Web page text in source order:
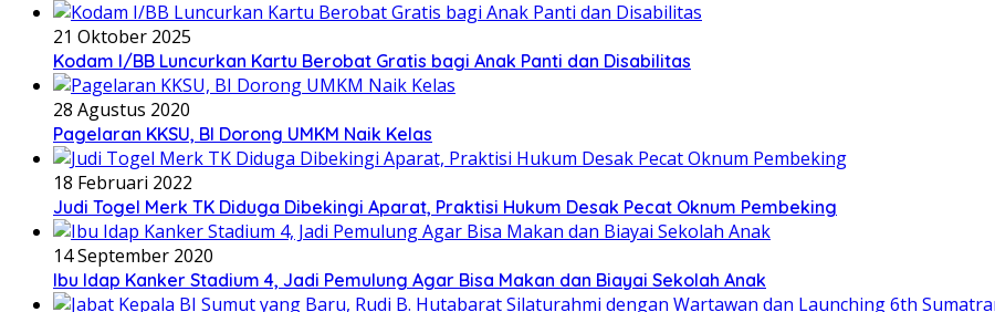
21 Oktober 2025
Kodam I/BB Luncurkan Kartu Berobat Gratis bagi Anak Panti dan Disabilitas
28 Agustus 2020
Pagelaran KKSU, BI Dorong UMKM Naik Kelas
18 Februari 2022
Judi Togel Merk TK Diduga Dibekingi Aparat, Praktisi Hukum Desak Pecat Oknum Pembeking
14 September 2020
Ibu Idap Kanker Stadium 4, Jadi Pemulung Agar Bisa Makan dan Biayai Sekolah Anak